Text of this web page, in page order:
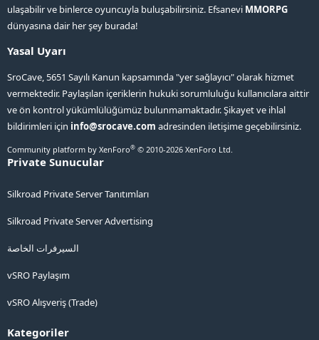
ulaşabilir ve binlerce oyuncuyla buluşabilirsiniz. Efsanevi MMORPG
dünyasına dair her şey burada!
Yasal Uyarı
SroCave, 5651 Sayılı Kanun kapsamında "yer sağlayıcı" olarak hizmet
vermektedir. Paylaşılan içeriklerin hukuki sorumluluğu kullanıcılara aittir
ve ön kontrol yükümlülüğümüz bulunmamaktadır. Şikayet ve ihlal
bildirimleri için info@srocave.com adresinden iletişime geçebilirsiniz.
Community platform by XenForo® © 2010-2026 XenForo Ltd.
Private Sunucular
Silkroad Private Server Tanıtımları
Silkroad Private Server Advertising
السيرفرات الخاصة
vSRO Paylaşım
vSRO Alışveriş (Trade)
Kategoriler